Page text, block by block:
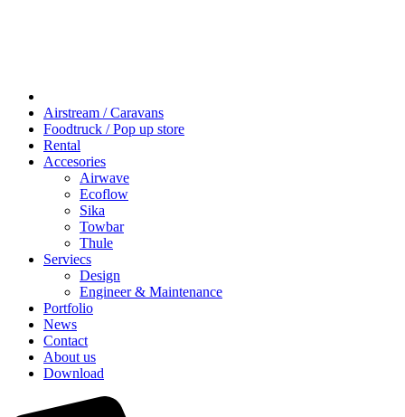
Airstream / Caravans
Foodtruck / Pop up store
Rental
Accesories
Airwave
Ecoflow
Sika
Towbar
Thule
Serviecs
Design
Engineer & Maintenance
Portfolio
News
Contact
About us
Download